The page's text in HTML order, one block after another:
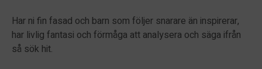
Har ni fin fasad och barn som följer snarare än inspirerar,
har livlig fantasi och förmåga att analysera och säga ifrån
så sök hit.